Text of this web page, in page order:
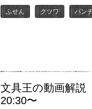
ふせん クツワ パン
文具王の動画解説
20:30〜